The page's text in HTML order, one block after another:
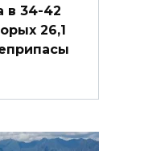
в 34-42
26,1